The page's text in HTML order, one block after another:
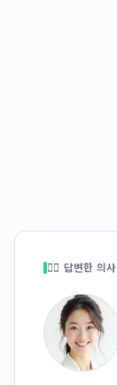
👩‍⚕️ 답변한 의사